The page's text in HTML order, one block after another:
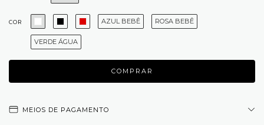
COR AZUL BEBÊ ROSA BEBÊ
VERDE ÁGUA
MEIOS DE PAGAMENTO